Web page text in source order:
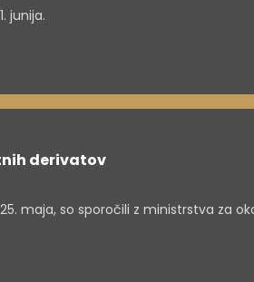
junija.
derivatov
maja, so sporočili z ministrstva za